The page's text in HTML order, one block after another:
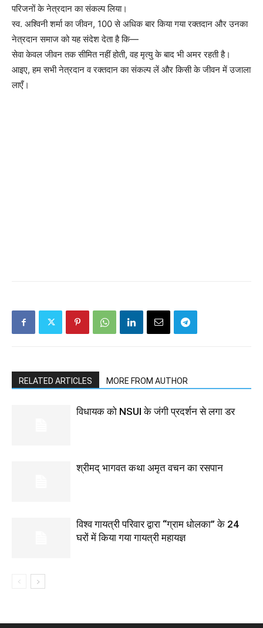
परिजनों के नेत्रदान का संकल्प लिया।
स्व. अश्विनी शर्मा का जीवन, 100 से अधिक बार किया गया रक्तदान और उनका
नेत्रदान समाज को यह संदेश देता है कि—
सेवा केवल जीवन तक सीमित नहीं होती, वह मृत्यु के बाद भी अमर रहती है।
आइए, हम सभी नेत्रदान व रक्तदान का संकल्प लें और किसी के जीवन में उजाला
लाएँ।
RELATED ARTICLES MORE FROM AUTHOR
विधायक को NSUI के जंगी प्रदर्शन से लगा डर
श्रीमद् भागवत कथा अमृत वचन का रसपान
विश्व गायत्री परिवार द्वारा “ग्राम धोलका” के 24
घरों में किया गया गायत्री महायज्ञ